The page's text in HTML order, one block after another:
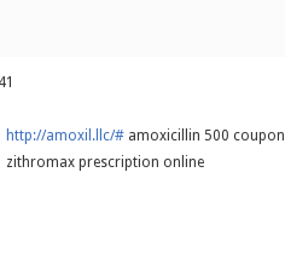
http://amoxil.llc/#amoxicillin 500 coupon
zithromax prescription online